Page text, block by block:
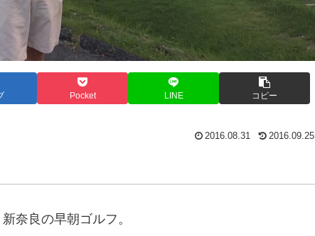
Pocket LINE コピー
2016.08.31 2016.09.25
奈良の早朝ゴルフ。